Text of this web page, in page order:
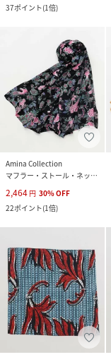
37ポイント(1倍)
Amina Collection
マフラー・ストール・ネックウォーマー
2,464 円 30%OFF
22ポイント(1倍)